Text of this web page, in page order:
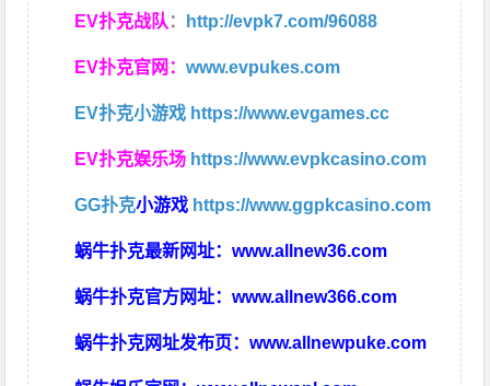
EV扑克战队 ： http://evpk7.com/96088
EV扑克官网：www.evpukes.com
EV扑克小游戏 https://www.evgames.cc
EV扑克娱乐场 https://www.evpkcasino.com
GG扑克小游戏 https://www.ggpkcasino.com
蜗牛扑克最新网址：www.allnew36.com
蜗牛扑克官方网址：www.allnew366.com
蜗牛扑克网址发布页：www.allnewpuke.com